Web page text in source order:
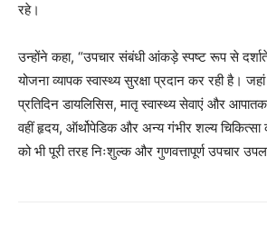
रहे।
उन्होंने कहा, “उपचार संबंधी आंकड़े स्पष्ट रूप से
योजना व्यापक स्वास्थ्य सुरक्षा प्रदान कर रही है। जहां
प्रतिदिन डायलिसिस, मातृ स्वास्थ्य सेवाएं और
वहीं हृदय, ऑर्थोपेडिक और अन्य गंभीर शल्य चिकित्सा
को भी पूरी तरह निःशुल्क और गुणवत्तापूर्ण उपचार